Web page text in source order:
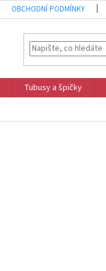
OBCHODNÍ PODMÍNKY
Tubusy a špičky